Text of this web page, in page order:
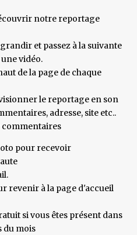
notre reportage
et passez à la suivante
vidéo.
de la page de chaque
le reportage en son
adresse, site etc..
commentaires
pour recevoir
revenir à la page d'accueil
si vous êtes présent dans
du mois